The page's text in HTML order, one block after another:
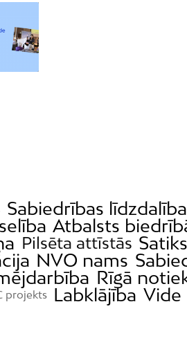
Sabiedrības līdzdalība
Atbalsts
Pilsēta attīstās
NVO nams
Rīgā
projekts Labklājība Vide